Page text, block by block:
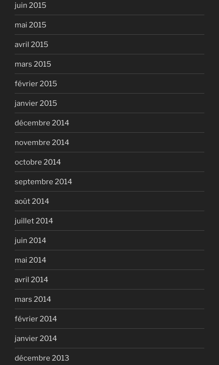
juin 2015
mai 2015
avril 2015
mars 2015
février 2015
janvier 2015
décembre 2014
novembre 2014
octobre 2014
septembre 2014
août 2014
juillet 2014
juin 2014
mai 2014
avril 2014
mars 2014
février 2014
janvier 2014
décembre 2013